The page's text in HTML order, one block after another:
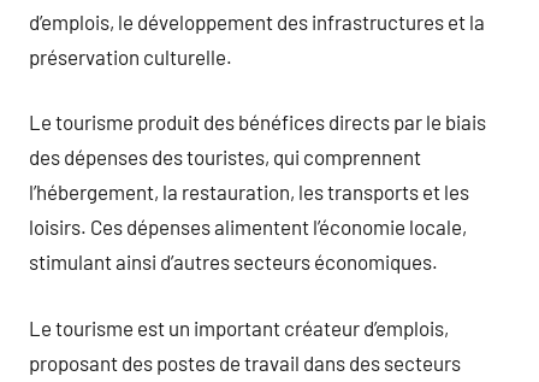
d’emplois, le développement des infrastructures et la
préservation culturelle.
Le tourisme produit des bénéfices directs par le biais
des dépenses des touristes, qui comprennent
l’hébergement, la restauration, les transports et les
loisirs. Ces dépenses alimentent l’économie locale,
stimulant ainsi d’autres secteurs économiques.
Le tourisme est un important créateur d’emplois,
proposant des postes de travail dans des secteurs